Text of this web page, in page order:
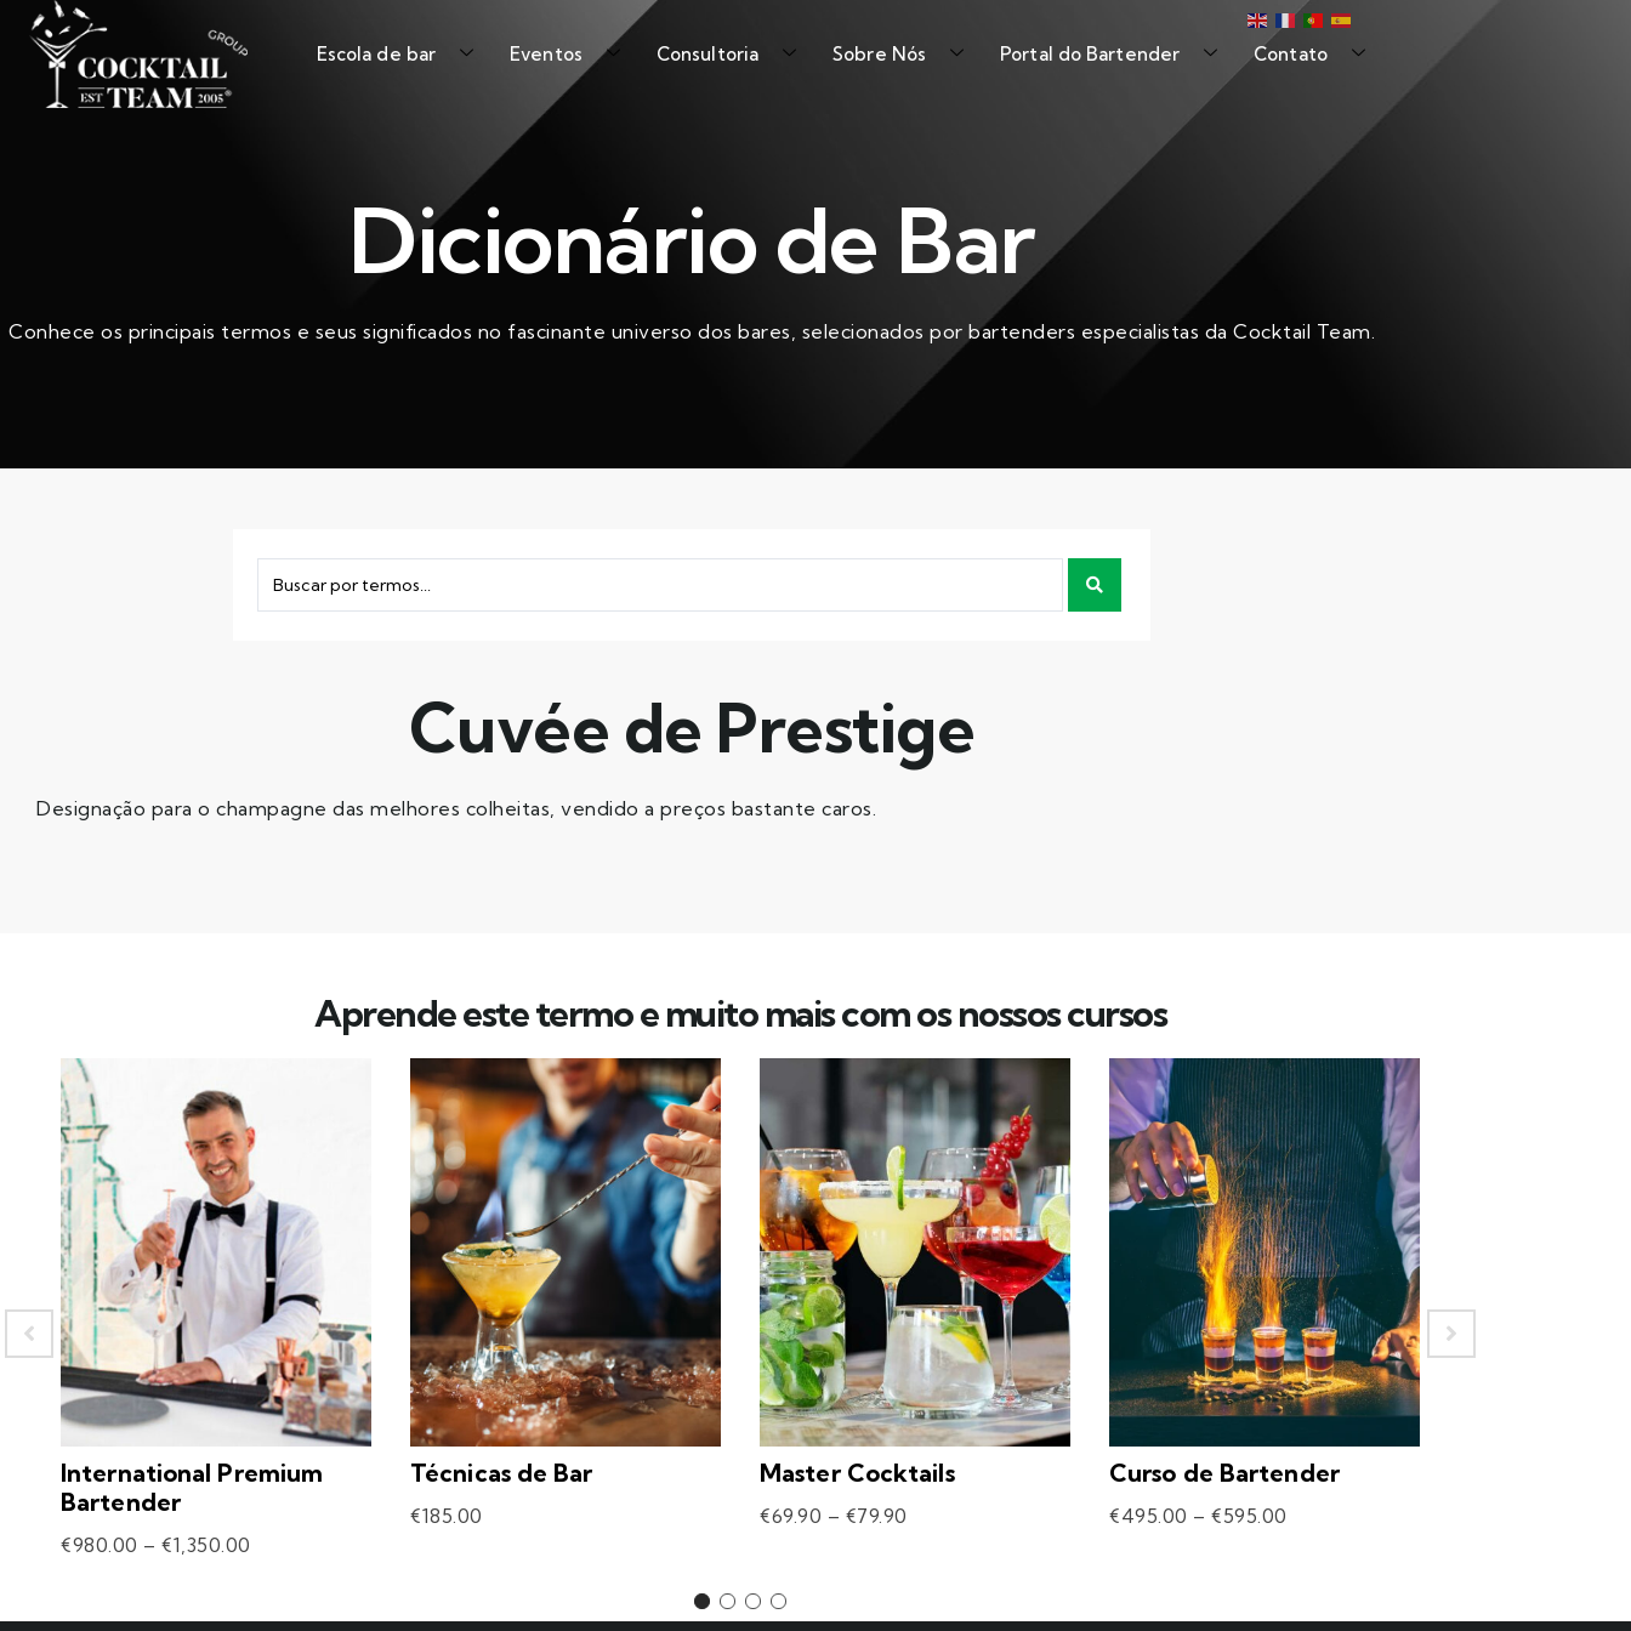
Escola de bar Eventos Consultoria Sobre Nós Portal do Bartender Contato
Dicionário de Bar
Conhece os principais termos e seus significados no fascinante universo dos bares, selecionados por bartenders especialistas da Cocktail Team.
Cuvée de Prestige
Designação para o champagne das melhores colheitas, vendido a preços bastante caros.
Aprende este termo e muito mais com os nossos cursos
International Premium
Bartender
€980.00 – €1,350.00
Técnicas de Bar
€185.00
Master Cocktails
€69.90 – €79.90
Curso de Bartender
€495.00 – €595.00